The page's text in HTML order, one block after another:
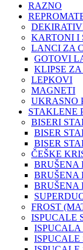
RAZNO
KARTONI I
LANCI ZA
GOTOVI
KLIPSE
LEPKOVI
MAGNETI
UKRASNO
STAKLENE
BISERI
BISER
BISER
ČEŠKE
BRUŠENA
BRUŠENA
BRUŠENA
FROST
ISPUCALE
ISPUCALE